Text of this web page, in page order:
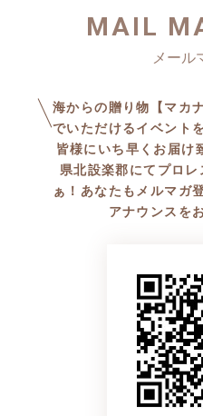
MAIL
海からの贈り物【マカ
でいただけるイベント
皆様にいち早くお届
県北設楽郡にてプロ
ぁ！あなたもメルマガ
アナウンスを